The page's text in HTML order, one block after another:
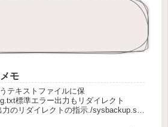
モ
テキストファイルに保
標準エラー出力もリダイレクト
力のリダイレクトの指示./sysbackup.sh